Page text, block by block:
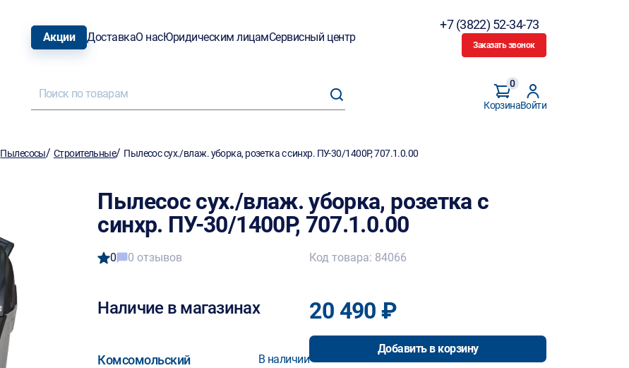
Акции ДоставкаО насЮридическим лицамСервисный центр
+7 (3822) 52-34-73
Заказать звонок
Корзина
0
Войти
Пылесосы/ Строительные/ Пылесос сух./влаж. уборка, розетка с синхр. ПУ-30/1400Р, 707.1.0.00
Пылесос сух./влаж. уборка, розетка с
синхр. ПУ-30/1400Р, 707.1.0.00
0 0 отзывов
Наличие в магазинах
Комсомольский В наличии
Код товара: 84066
20 490 ₽
Добавить в корзину